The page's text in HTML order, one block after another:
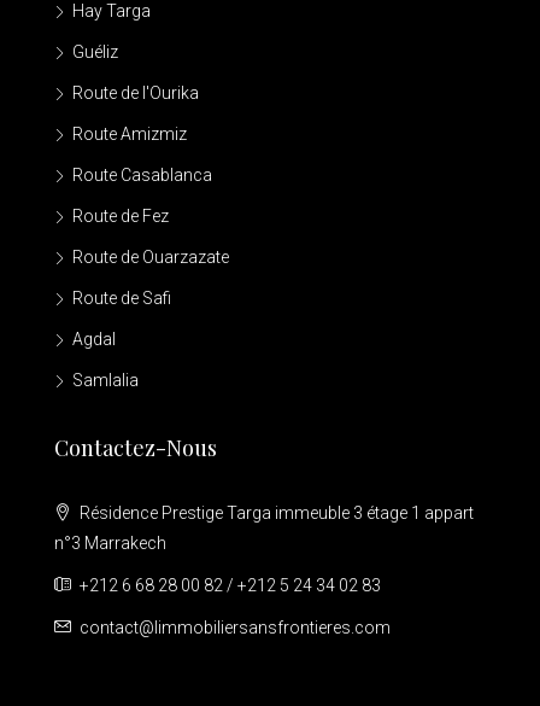
Hay Targa
Guéliz
Route de l'Ourika
Route Amizmiz
Route Casablanca
Route de Fez
Route de Ouarzazate
Route de Safi
Agdal
Samlalia
Contactez-Nous
Résidence Prestige Targa immeuble 3 étage 1 appart
n°3 Marrakech
+212 6 68 28 00 82 / +212 5 24 34 02 83
contact@limmobiliersansfrontieres.com